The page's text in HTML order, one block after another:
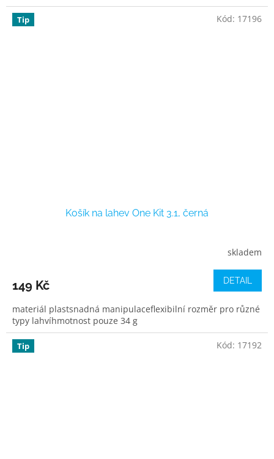
Tip
Košík na lahev One Kit 3.1, černá
skladem
149 Kč DETAIL
materiál plastsnadná manipulaceflexibilní rozměr pro různé
typy lahvíhmotnost pouze 34 g
Kód: 17196
Tip Kód: 17192